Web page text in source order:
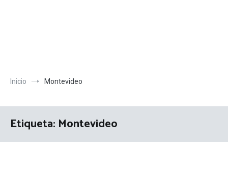
Inicio Montevideo
Etiqueta: Montevideo